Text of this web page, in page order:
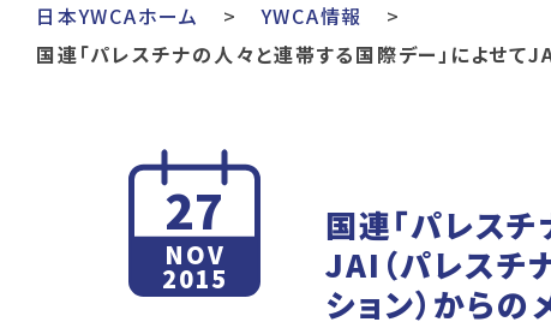
日本YWCAホーム
YWCA情報
国連「パレスチナの人々と連帯する国際デー」によせて
27
NOV
2015
国連「パレス
JAI（パレスチ
ション）からの